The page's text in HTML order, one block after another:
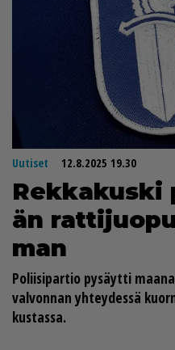
Uutiset 12.8.2025 19.30
än
man
Po­lii­si­par­tio py­säyt­ti
val­von­nan yh­tey­des­sä
kus­tas­sa.